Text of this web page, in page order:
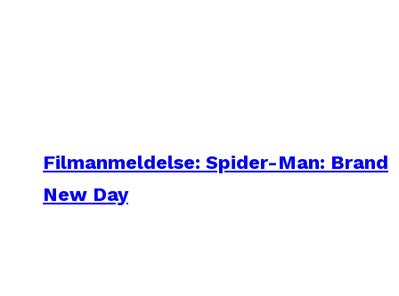
Filmanmeldelse: Spider-Man: Brand
New Day